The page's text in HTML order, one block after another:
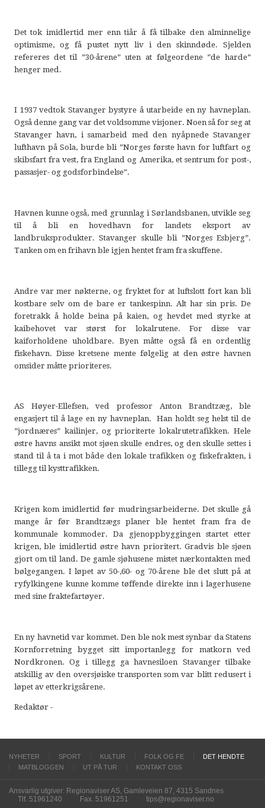
Det tok imidlertid mer enn tiår å få tilbake den alminnelige
optimisme, og få pustet nytt liv i den skinndøde. Sjelden
refereres det til ”30-årene” uten at følgeordene ”de harde”
henger med.
I 1937 vedtok Stavanger bystyre å utarbeide en ny havneplan.
Også denne gang var det voldsomme visjoner. Noen så for seg at
Stavanger havn, i samarbeid med den nyåpnede Stavanger
lufthavn på Sola, burde bli ”Norges første havn for luftfart og
skibsfart fra vest, fra England og Amerika, et sentrum for post-,
passasjer- og godsforbindelse”.
Havnen kunne også, med grunnlag i Sørlandsbanen, utvikle seg
til å bli en hovedhavn for landets eksport av
landbruksprodukter. Stavanger skulle bli ”Norges Esbjerg”.
Tanken om en frihavn ble igjen hentet fram fra skuffene.
Andre var mer nøkterne, og fryktet for at luftslott fort kan bli
kostbare selv om de bare er tankespinn. Alt har sin pris. De
foretrakk å holde beina på kaien, og hevdet med styrke at
kaibehovet var størst for lokalrutene. For disse var
kaiforholdene uholdbare. Byen måtte også få en ordentlig
fiskehavn. Disse kretsene mente følgelig at den østre havnen
omsider måtte prioriteres.
AS Høyer-Ellefsen, ved professor Anton Brandtzæg, ble
engasjert til å lage en ny havneplan. Han holdt seg helst til de
”jordnæres” kailinjer, og prioriterte lokalrutetrafikken. Hele
østre havns ansikt mot sjøen skulle endres, og den skulle settes i
stand til å ta i mot både den lokale trafikken og fiskefrakten, i
tillegg til kysttrafikken.
Krigen kom imidlertid før mudringsarbeiderne. Det skulle gå
mange år før Brandtzægs planer ble hentet fram fra de
kommunale kommoder. Da gjenoppbyggingen startet etter
krigen, ble imidlertid østre havn prioritert. Gradvis ble sjøen
gjort om til land. De gamle sjøhusene mistet nærkontakten med
bølgegangen. I løpet av 50-,60- og 70-årene ble det slutt på at
ryfylkingene kunne komme tøffende direkte inn i lagerhusene
med sine fraktefartøyer.
En ny havnetid var kommet. Den ble nok mest synbar da Statens
Kornforretning bygget sitt importanlegg for matkorn ved
Nordkronen. Og i tillegg ga havnesiloen Stavanger tilbake
atskillig av den oversjøiske transporten som var blitt redusert i
løpet av etterkrigsårene.
Redaktør -
NYHETER SPORT KULTUR FOLK OG FE
DET HENDTE
MATBLOGGEN
UT PÅ TUR KONTAKT OSS
Ansvarlig utgiver: Regionaviser AS, Gamleveien 87, 4315 Sandnes
Tlf. 51961240
Fax. 51961251 tips@regionaviser.no